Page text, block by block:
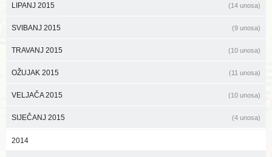
LIPANJ 2015 (14 unosa)
SVIBANJ 2015 (9 unosa)
TRAVANJ 2015 (10 unosa)
OŽUJAK 2015 (11 unosa)
VELJAČA 2015 (10 unosa)
SIJEČANJ 2015 (4 unosa)
2014